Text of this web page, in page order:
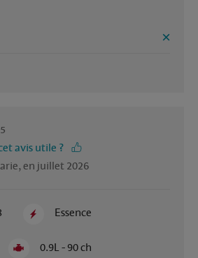
avis utile ?
en juillet 2026
Essence
0.9L - 90 ch